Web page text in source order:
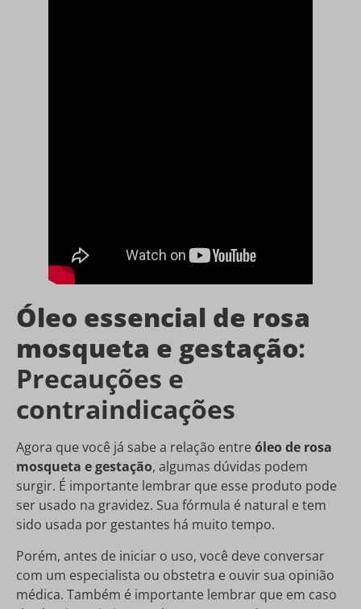
Óleo essencial de rosa
mosqueta e gestação:
Precauções e
contraindicações
Agora que você já sabe a relação entre óleo de rosa
mosqueta e gestação, algumas dúvidas podem
surgir. É importante lembrar que esse produto pode
ser usado na gravidez. Sua fórmula é natural e tem
sido usada por gestantes há muito tempo.
Porém, antes de iniciar o uso, você deve conversar
com um especialista ou obstetra e ouvir sua opinião
médica. Também é importante lembrar que em caso